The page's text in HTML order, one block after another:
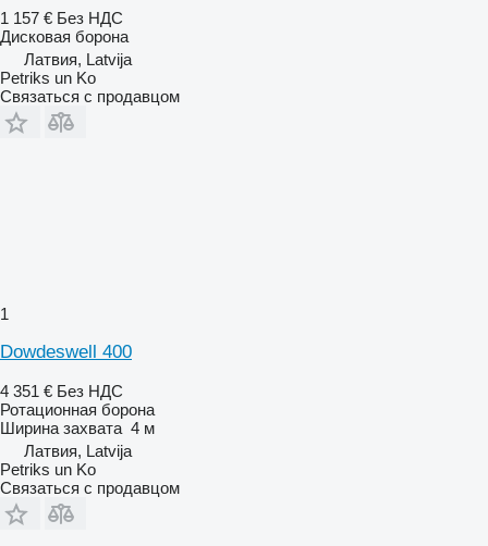
1 157 € Без НДС
Дисковая борона
Латвия, Latvija
Petriks un Ko
Связаться с продавцом
1
Dowdeswell 400
4 351 € Без НДС
Ротационная борона
Ширина захвата 4 м
Латвия, Latvija
Petriks un Ko
Связаться с продавцом